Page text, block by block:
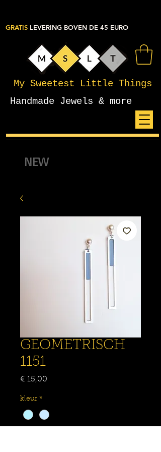
My Sweetest Little Things
Handmade Jewels & more
GRATIS LEVERING BOVEN DE 45 EURO
NEW
GEOMETRISCH
1151
€ 15,00
kleur *